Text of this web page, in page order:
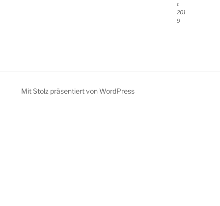
t
201
9
Mit Stolz präsentiert von WordPress